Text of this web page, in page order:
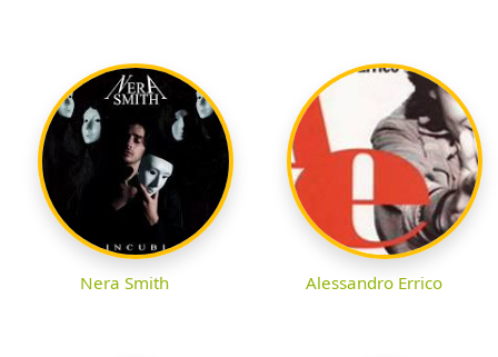
Nera Smith Alessandro Errico